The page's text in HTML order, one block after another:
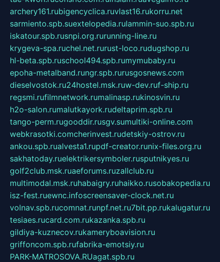
archery161.rubigencyclica.ruvlast16.rukorru.net
sarmiento.spb.suextelopedia.rulammin-suo.spb.ru
iskatour.spb.rusnpi.org.rurunning-line.ru
krygeva-spa.ruchel.net.rurust-loco.rudugshop.ru
hl-beta.spb.ruschool494.spb.rumymubaby.ru
epoha-metalband.rungr.spb.rurusgosnews.com
dieselvostok.ru24hostel.msk.ruw-dev.ruf-ship.ru
regsmi.rufilmnetwork.rumalinasp.rukinosvin.ru
h2o-salon.rumalutkayork.rudeltaprim.spb.ru
tango-perm.rugooddir.rusgv.sumultiki-online.com
webkrasotki.comcherinvest.rudetskiy-ostrov.ru
ankou.spb.rualvesta1.rupdf-creator.runix-files.org.ru
sakhatoday.ruelektrikersymboler.rusputnikyes.ru
golf2club.msk.ruaeforums.ruzallclub.ru
multimodal.msk.ruhabaigry.ruhaikko.rusobakopedia.ru
isz-fest.ruewnc.infoscreensaver-clock.net.ru
volnav.spb.rucomnat.runpf.net.ru7bit.pp.rukalugatur.ru
tesiaes.rucard.com.rukazanka.spb.ru
gildiya-kuznecov.rukameryboavision.ru
griffoncom.spb.rufabrika-emotsiy.ru
PARK-MATROSOVA.RUagat.spb.ru